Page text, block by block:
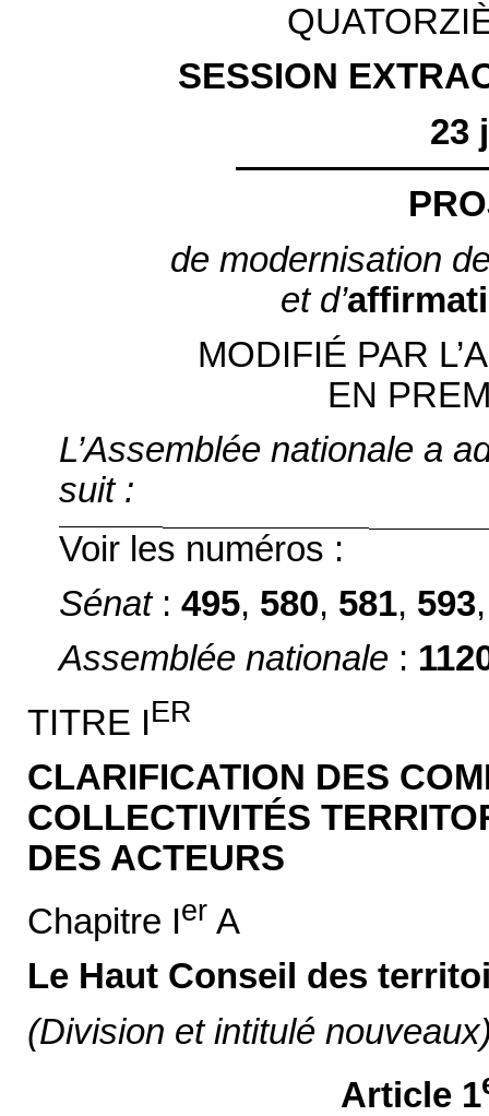
SESSION
23
de modernisation
et d’
MODIFIÉ PAR
EN
L’Assemblée nationale a
suit :
Voir les numéros :
Sénat : 495, 580, 581, 593,
Assemblée nationale:
TITRE IER
CLARIFICATION DES
COLLECTIVITÉS
DES ACTEURS
Chapitre Ier A
Le Haut Conseil des
(Division et intitulé
Article 1